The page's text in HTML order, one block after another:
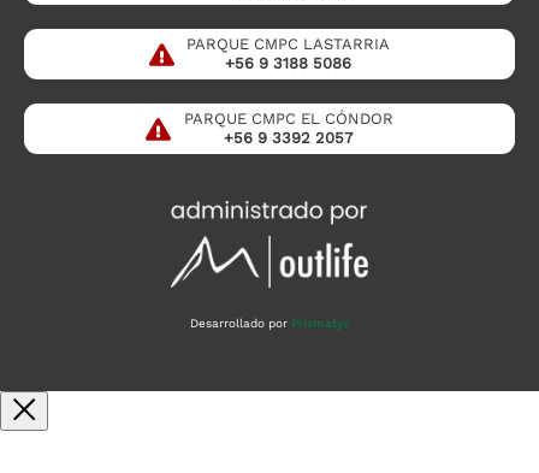
PARQUE CMPC LASTARRIA
+56 9 3188 5086
PARQUE CMPC EL CÓNDOR
+56 9 3392 2057
Desarrollado por Prismatyc